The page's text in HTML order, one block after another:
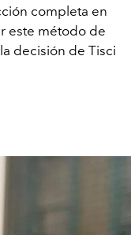
completa en
este método de
decisión de Tisci